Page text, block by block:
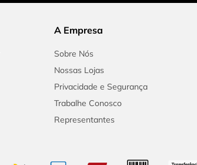
A Empresa
Sobre Nós
Nossas Lojas
Privacidade e Segurança
Trabalhe Conosco
Representantes